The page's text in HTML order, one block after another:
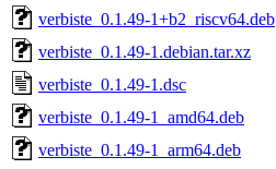
verbiste_0.1.49-1+b2_riscv64.deb
verbiste_0.1.49-1.debian.tar.xz
verbiste_0.1.49-1.dsc
verbiste_0.1.49-1_amd64.deb
verbiste_0.1.49-1_arm64.deb